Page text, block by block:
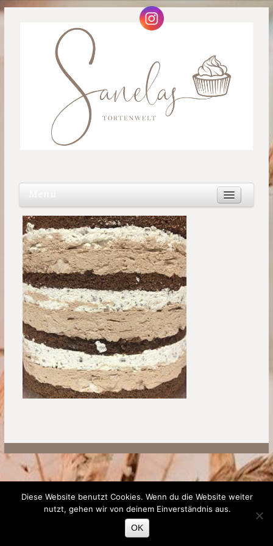
Über mich
Tortengalerie
Taufe
Hochzeitstorten
Sweet Table
Kindergeburtstage
Geburtstage
Kommunion/Konfirmation
Kunst
Tortengröße
Lieferung
Kontakt
Impressum
Diese Website benutzt Cookies. Wenn du die Website weiter
nutzt, gehen wir von deinem Einverständnis aus.
OK